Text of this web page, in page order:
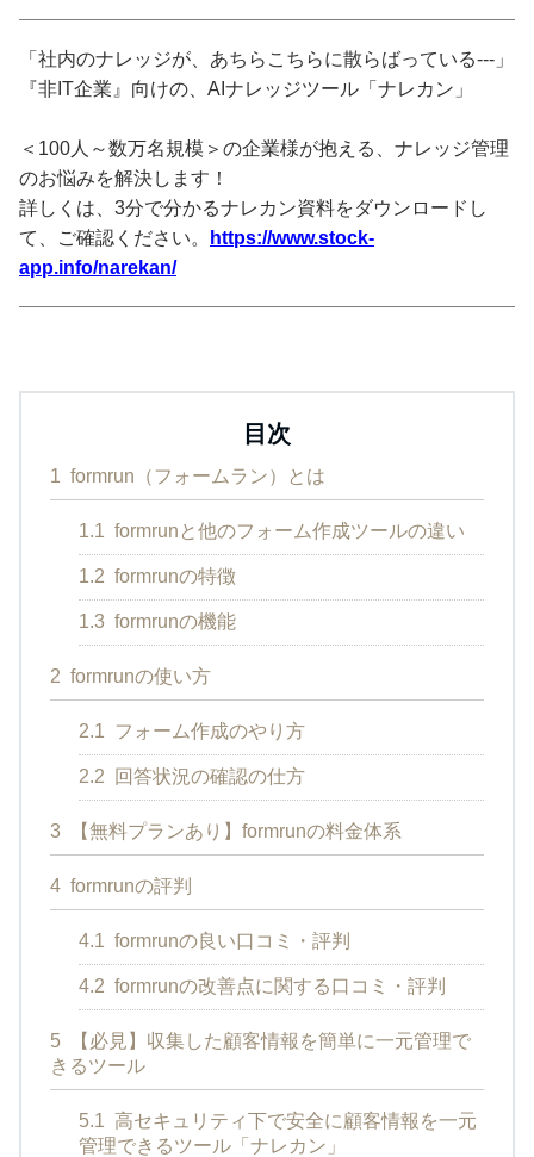
「社内のナレッジが、あちらこちらに散らばっている---」
『非IT企業』向けの、AIナレッジツール「ナレカン」
＜100人～数万名規模＞の企業様が抱える、ナレッジ管理
のお悩みを解決します！
詳しくは、3分で分かるナレカン資料をダウンロードし
て、ご確認ください。
https://www.stock-
app.info/narekan/
目次
1 formrun（フォームラン）とは
1.1 formrunと他のフォーム作成ツールの違い
1.2 formrunの特徴
1.3 formrunの機能
2 formrunの使い方
2.1 フォーム作成のやり方
2.2 回答状況の確認の仕方
3 【無料プランあり】formrunの料金体系
4 formrunの評判
4.1 formrunの良い口コミ・評判
4.2 formrunの改善点に関する口コミ・評判
5
【必見】収集した顧客情報を簡単に一元管理で
きるツール
5.1 高セキュリティ下で安全に顧客情報を一元
管理できるツール「ナレカン」